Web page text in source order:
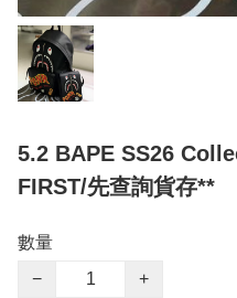
5.2 BAPE SS26
FIRST/先查詢貨存**
數量
−
+